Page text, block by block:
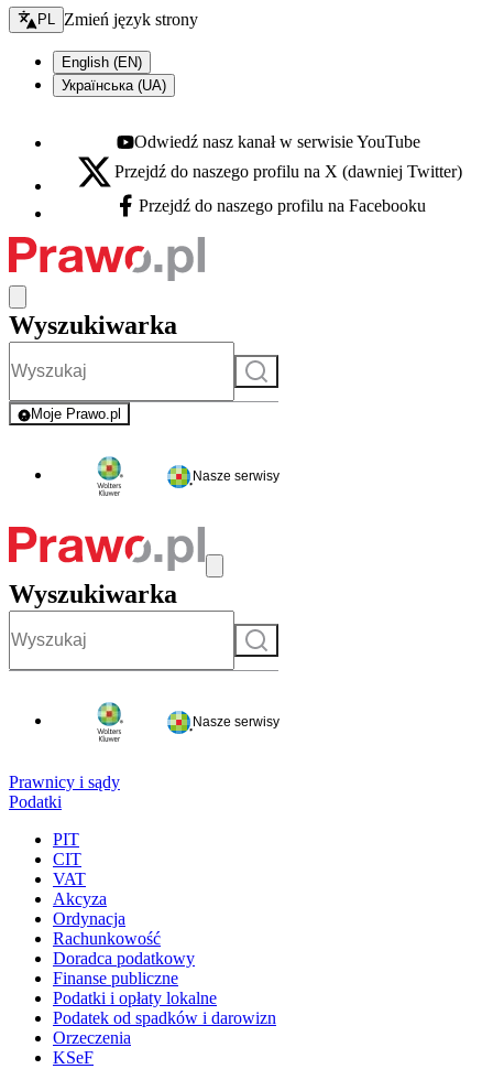
Zmień język - bieżący:
PL Zmień język strony
English (EN)
Українська (UA)
Youtube - otwiera się w nowej karcie
Odwiedź nasz kanał w serwisie YouTube
X - otwiera się w nowej karcie
Przejdź do naszego profilu na X (dawniej Twitter)
Facebook - otwiera się w nowej karcie
Przejdź do naszego profilu na Facebooku
Wyszukiwarka
Szukaj
Moje Prawo.pl
- rejestracja i logowanie do serwisu
Nasze serwisy
Wyszukiwarka
Szukaj
Nasze serwisy
Prawnicy i sądy
Podatki
PIT
CIT
VAT
Akcyza
Ordynacja
Rachunkowość
Doradca podatkowy
Finanse publiczne
Podatki i opłaty lokalne
Podatek od spadków i darowizn
Orzeczenia
KSeF